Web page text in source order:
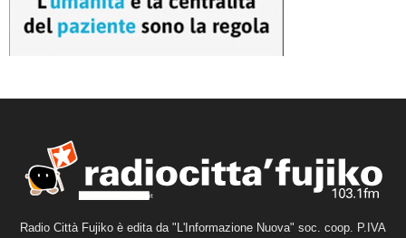
Radio Città Fujiko è edita da "L'Informazione Nuova" soc. coop. P.IVA